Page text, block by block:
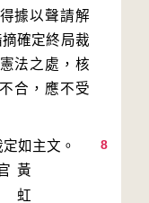
據以聲請解
確定終局裁
法之處，核
合，應不受
8
黃
虹